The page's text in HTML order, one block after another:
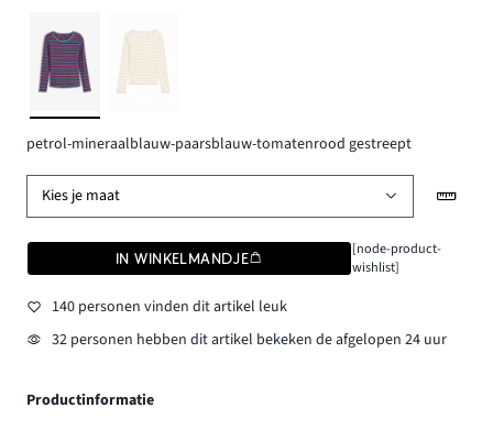
petrol-mineraalblauw-paarsblauw-tomatenrood gestreept
Kies je maat
IN WINKELMANDJE
[node-product-
wishlist]
140 personen vinden dit artikel leuk
32 personen hebben dit artikel bekeken de afgelopen 24 uur
Productinformatie